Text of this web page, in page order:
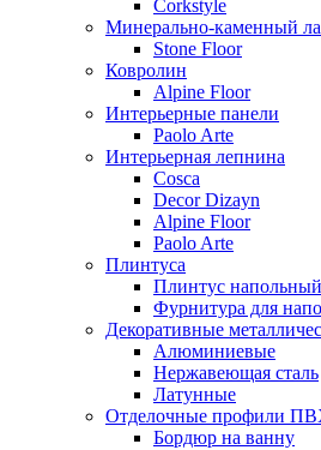
Corkstyle
Минерально-каменный
Stone Floor
Ковролин
Alpine Floor
Интерьерные панели
Paolo Arte
Интерьерная лепнина
Cosca
Decor Dizayn
Alpine Floor
Paolo Arte
Плинтуса
Плинтус напольный
Фурнитура для
Декоративные
Алюминиевые
Нержавеющая сталь
Латунные
Отделочные профили
Бордюр на ванну